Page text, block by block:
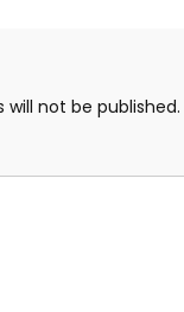
will not be published.